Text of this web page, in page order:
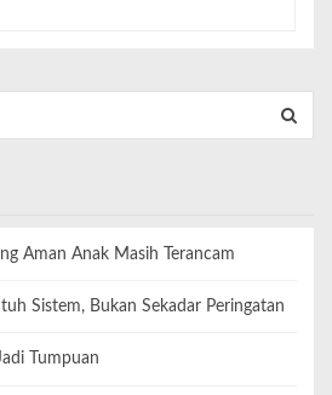
Aman Anak Masih Terancam
Sistem, Bukan Sekadar Peringatan
Tumpuan